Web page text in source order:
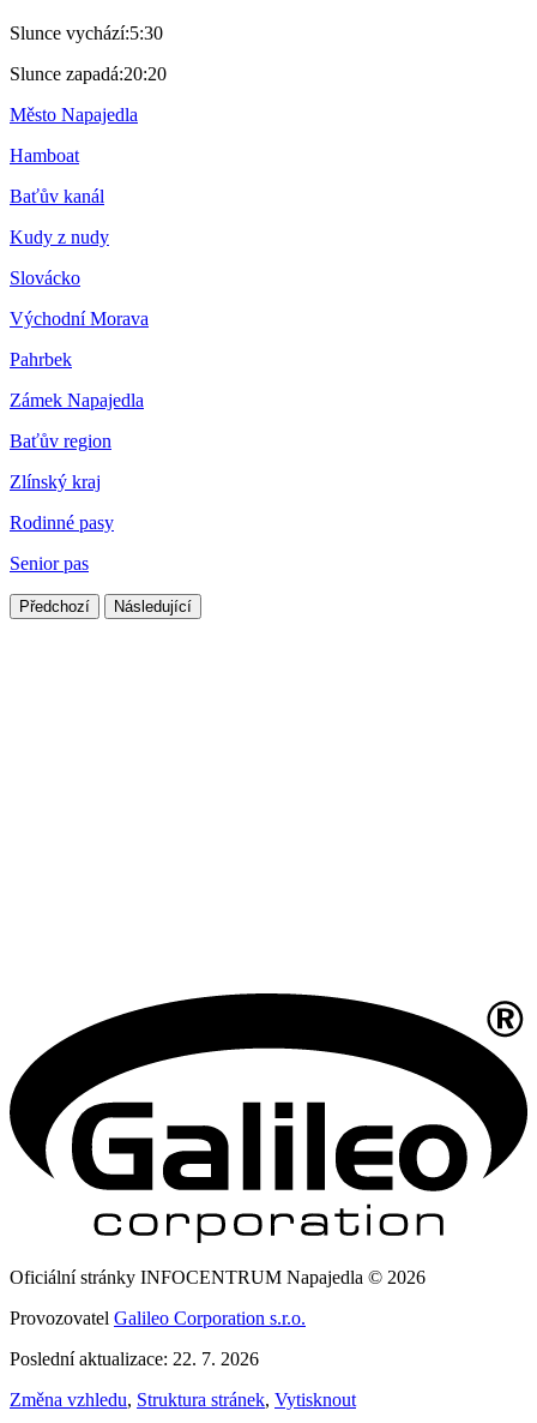
Slunce vychází:5:30
Slunce zapadá:20:20
Město Napajedla
Hamboat
Baťův kanál
Kudy z nudy
Slovácko
Východní Morava
Pahrbek
Zámek Napajedla
Baťův region
Zlínský kraj
Rodinné pasy
Senior pas
Předchozí Následující
Oficiální stránky INFOCENTRUM Napajedla © 2026
Provozovatel Galileo Corporation s.r.o.
Poslední aktualizace: 22. 7. 2026
Změna vzhledu, Struktura stránek, Vytisknout